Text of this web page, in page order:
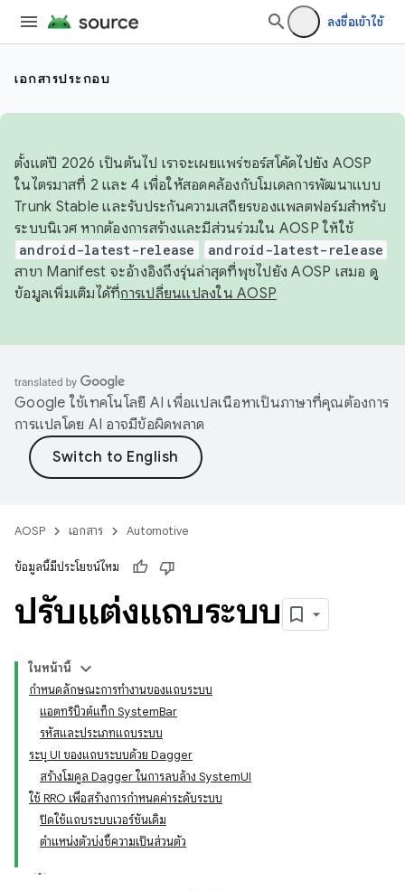
ลงชื่อเข้าใช้
เอกสารประกอบ
ตั้งแต่ปี 2026 เป็นต้นไป เราจะเผยแพร่ซอร์สโค้ดไปยัง AOSP
ในไตรมาสที่ 2 และ 4 เพื่อให้สอดคล้องกับโมเดลการพัฒนาแบบ
Trunk Stable และรับประกันความเสถียรของแพลตฟอร์มสำหรับ
ระบบนิเวศ หากต้องการสร้างและมีส่วนร่วมใน AOSP ให้ใช้
android-latest-release android-latest-release
สาขา Manifest จะอ้างอิงถึงรุ่นล่าสุดที่พุชไปยัง AOSP เสมอ ดู
ข้อมูลเพิ่มเติมได้ที่การเปลี่ยนแปลงใน AOSP
Google ใช้เทคโนโลยี AI เพื่อแปลเนื้อหาเป็นภาษาที่คุณต้องการ
การแปลโดย AI อาจมีข้อผิดพลาด
AOSP เอกสาร Automotive
ข้อมูลนี้มีประโยชน์ไหม
ปรับแต่งแถบระบบ
ในหน้านี้
กำหนดลักษณะการทำงานของแถบระบบ
แอตทริบิวต์แท็ก SystemBar
รหัสและประเภทแถบระบบ
ระบุ UI ของแถบระบบด้วย Dagger
สร้างโมดูล Dagger ในการลบล้าง SystemUI
ใช้ RRO เพื่อสร้างการกำหนดค่าระดับระบบ
ปิดใช้แถบระบบเวอร์ชันเดิม
ตำแหน่งตัวบ่งชี้ความเป็นส่วนตัว